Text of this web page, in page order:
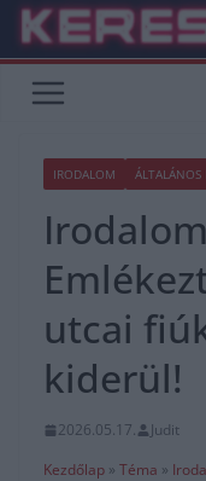
Skip
content
IRODALOM ÁLTALÁNOS
utcai
kiderül!
2026.05.17.
Judit
Kezdőlap » Téma »